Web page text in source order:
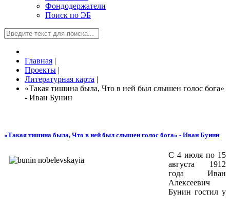
Фондодержатели
Поиск по ЭБ
Главная |
Проекты |
Литературная карта |
«Такая тишина была, Что в ней был слышен голос бога»
- Иван Бунин
«Такая тишина была, Что в ней был слышен голос бога» - Иван Бунин
С 4 июля по 15
августа 1912
года Иван
Алексеевич
Бунин гостил у